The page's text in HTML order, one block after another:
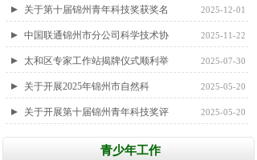
关于第十届锦州青年科技奖获奖名 2025-12-01
中国联通锦州市分公司科学技术协 2025-11-22
太和区专家工作站揭牌仪式顺利举 2025-07-30
关于开展2025年锦州市自然科 2025-05-20
关于开展第十届锦州青年科技奖评 2025-05-20
青少年工作